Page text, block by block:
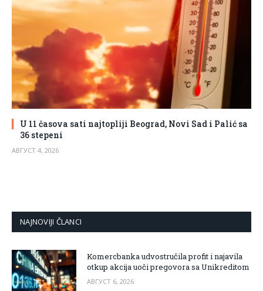
U 11 časova sati najtopliji Beograd, Novi Sad i Palić sa
36 stepeni
АВГУСТ 4, 2026
NAJNOVIJI ČLANCI
Komercbanka udvostručila profit i najavila
otkup akcija uoči pregovora sa Unikreditom
АВГУСТ 6, 2026